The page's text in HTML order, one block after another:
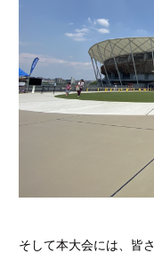
そして本大会には、皆